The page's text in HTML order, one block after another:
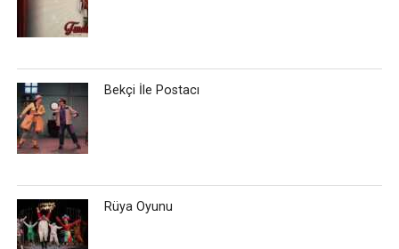
Bekçi İle Postacı
Rüya Oyunu